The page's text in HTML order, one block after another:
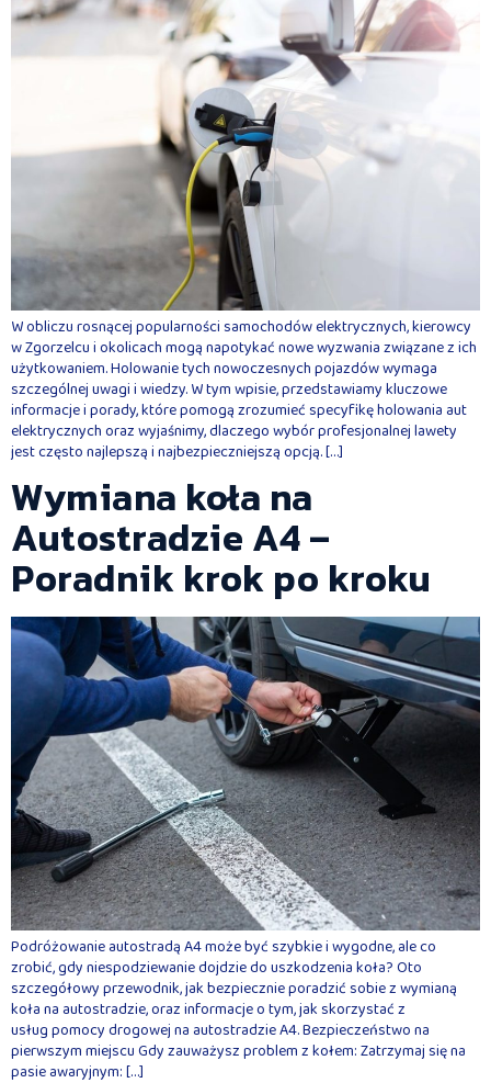
W obliczu rosnącej popularności samochodów elektrycznych, kierowcy
w Zgorzelcu i okolicach mogą napotykać nowe wyzwania związane z ich
użytkowaniem. Holowanie tych nowoczesnych pojazdów wymaga
szczególnej uwagi i wiedzy. W tym wpisie, przedstawiamy kluczowe
informacje i porady, które pomogą zrozumieć specyfikę holowania aut
elektrycznych oraz wyjaśnimy, dlaczego wybór profesjonalnej lawety
jest często najlepszą i najbezpieczniejszą opcją. […]
Wymiana koła na
Autostradzie A4 –
Poradnik krok po kroku
Podróżowanie autostradą A4 może być szybkie i wygodne, ale co
zrobić, gdy niespodziewanie dojdzie do uszkodzenia koła? Oto
szczegółowy przewodnik, jak bezpiecznie poradzić sobie z wymianą
koła na autostradzie, oraz informacje o tym, jak skorzystać z
usług pomocy drogowej na autostradzie A4. Bezpieczeństwo na
pierwszym miejscu Gdy zauważysz problem z kołem: Zatrzymaj się na
pasie awaryjnym: […]